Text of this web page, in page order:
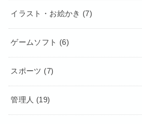
イラスト・お絵かき (7)
ゲームソフト (6)
スポーツ (7)
管理人 (19)